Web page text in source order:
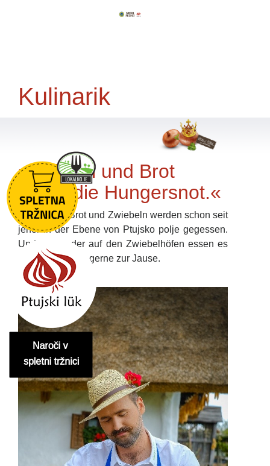
Kulinarik
»Zwiebel und Brot
stillen die Hungersnot.«
Verhackert, Brot und Zwiebeln werden schon seit
jeher in der Ebene von Ptujsko polje gegessen.
Und die Kinder auf den Zwiebelhöfen essen es
noch heute sehr gerne zur Jause.